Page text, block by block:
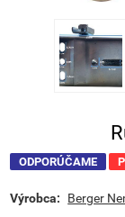
ODPORÚČAME
Výrobca:
Berger